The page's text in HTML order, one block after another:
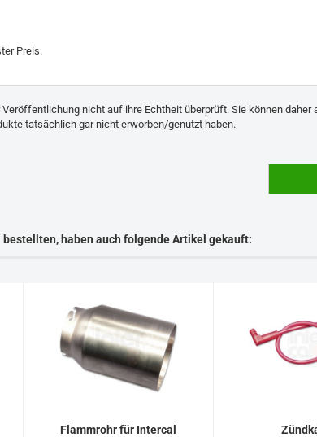
nicht auf ihre Echtheit überprüft. Sie können daher
tatsächlich gar nicht erworben/genutzt haben.
haben auch folgende Artikel gekauft:
Flammrohr für Intercal